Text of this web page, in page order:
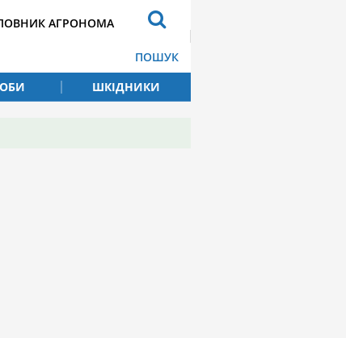
АГРОНОМА
ПОШУК
ШКІДНИКИ